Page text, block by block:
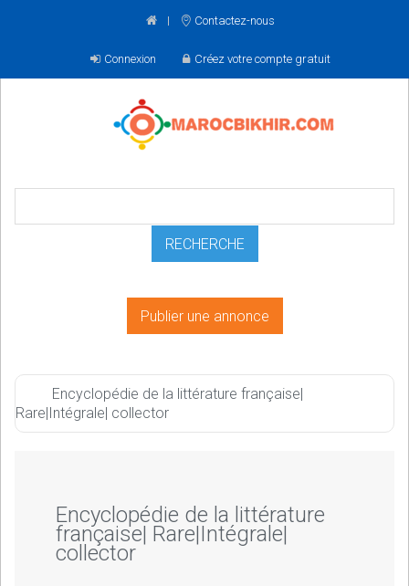
Contactez-nous
Connexion Créez votre compte gratuit
Publier une annonce
Encyclopédie de la littérature française|
Rare|Intégrale| collector
Encyclopédie de la littérature
française| Rare|Intégrale|
collector